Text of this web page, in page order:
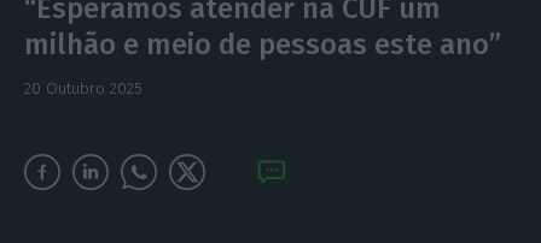
“Esperamos atender na CUF um
milhão e meio de pessoas este ano”
20 Outubro 2025